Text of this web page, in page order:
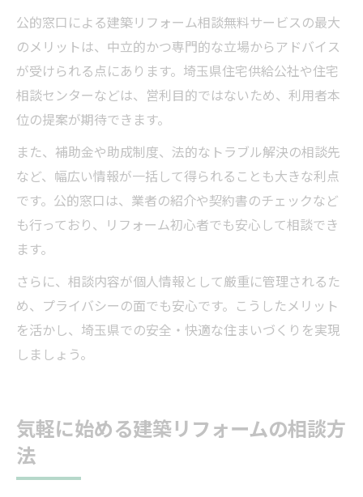
公的窓口による建築リフォーム相談無料サービスの最大
のメリットは、中立的かつ専門的な立場からアドバイス
が受けられる点にあります。埼玉県住宅供給公社や住宅
相談センターなどは、営利目的ではないため、利用者本
位の提案が期待できます。
また、補助金や助成制度、法的なトラブル解決の相談先
など、幅広い情報が一括して得られることも大きな利点
です。公的窓口は、業者の紹介や契約書のチェックなど
も行っており、リフォーム初心者でも安心して相談でき
ます。
さらに、相談内容が個人情報として厳重に管理されるた
め、プライバシーの面でも安心です。こうしたメリット
を活かし、埼玉県での安全・快適な住まいづくりを実現
しましょう。
気軽に始める建築リフォームの相談方
法